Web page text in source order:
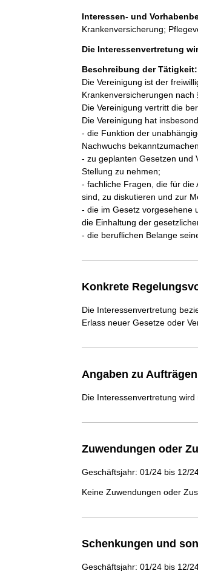
Interessen- und
Krankenversicherung;
Die Interessenvertretung
Beschreibung der Tätigkeit:
Die Vereinigung ist der
Krankenversicherungen nach
Die Vereinigung vertritt die
Die Vereinigung hat
- die Funktion der
Nachwuchs
- zu geplanten Gesetzen und
Stellung zu nehmen;
- fachliche Fragen, die für die
sind, zu diskutieren und zur
- die im Gesetz vorgesehene
die Einhaltung der
- die beruflichen Belange
Konkrete
Die Interessenvertretung
Erlass neuer Gesetze oder
Angaben zu
Die Interessenvertretung wird
Zuwendungen oder
Geschäftsjahr: 01/24 bis 12/
Keine Zuwendungen oder
Schenkungen und
Geschäftsjahr: 01/24 bis 12/